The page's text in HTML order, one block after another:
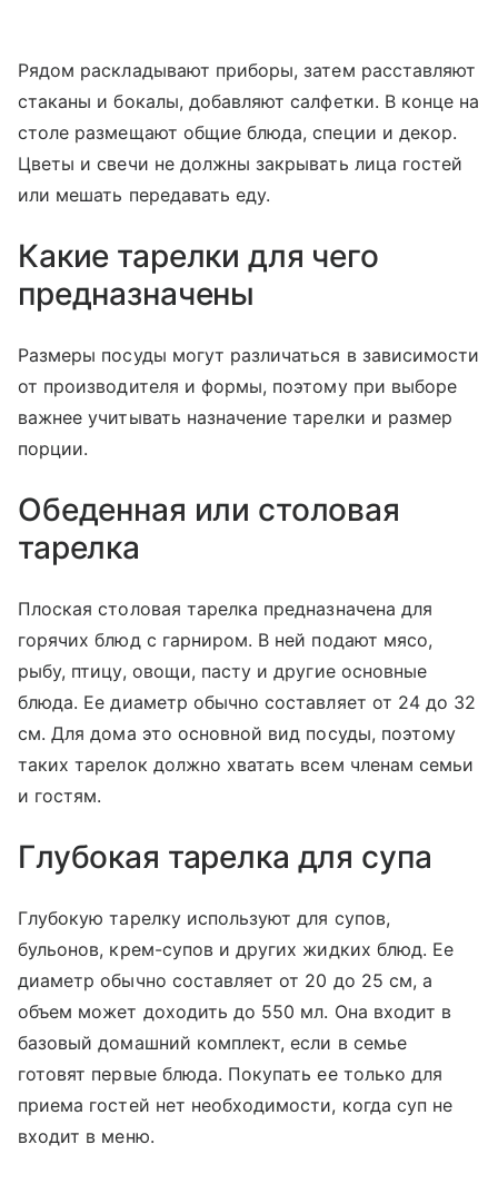
Рядом раскладывают приборы, затем расставляют
стаканы и бокалы, добавляют салфетки. В конце на
столе размещают общие блюда, специи и декор.
Цветы и свечи не должны закрывать лица гостей
или мешать передавать еду.
Какие тарелки для чего
предназначены
Размеры посуды могут различаться в зависимости
от производителя и формы, поэтому при выборе
важнее учитывать назначение тарелки и размер
порции.
Обеденная или столовая
тарелка
Плоская столовая тарелка предназначена для
горячих блюд с гарниром. В ней подают мясо,
рыбу, птицу, овощи, пасту и другие основные
блюда. Ее диаметр обычно составляет от 24 до 32
см. Для дома это основной вид посуды, поэтому
таких тарелок должно хватать всем членам семьи
и гостям.
Глубокая тарелка для супа
Глубокую тарелку используют для супов,
бульонов, крем-супов и других жидких блюд. Ее
диаметр обычно составляет от 20 до 25 см, а
объем может доходить до 550 мл. Она входит в
базовый домашний комплект, если в семье
готовят первые блюда. Покупать ее только для
приема гостей нет необходимости, когда суп не
входит в меню.